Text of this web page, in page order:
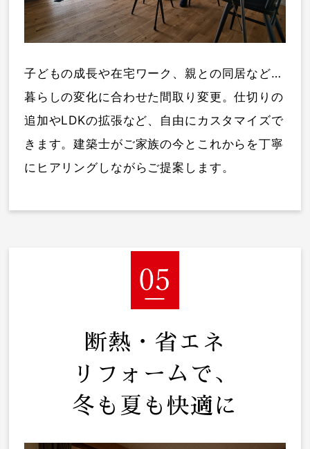
子どもの成長や在宅ワーク、親との同居など…
暮らしの変化に合わせた間取り変更。仕切りの
追加やLDKの拡張など、自由にカスタマイズで
きます。建築士がご家族の今とこれからを丁寧
にヒアリングしながらご提案します。
断熱・省エネ
リフォームで、
冬も夏も快適に